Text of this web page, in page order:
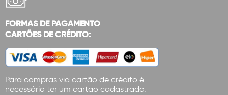
FORMAS DE PAGAMENTO
CARTÕES DE CRÉDITO:
Para compras via cartão de crédito é
necessário ter um cartão cadastrado.